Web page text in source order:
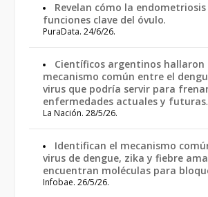
Revelan cómo la
funciones clave del óvulo.
PuraData. 24/6/26.
Científicos argentinos hallaron
mecanismo común entre el
virus que podría servir para
enfermedades actuales y futuras.
La Nación. 28/5/26.
Identifican el mecanismo
virus de dengue, zika y fiebre
encuentran moléculas para
Infobae. 26/5/26.